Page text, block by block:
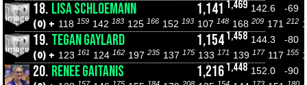
18. LISA SCHLOEMANN 1,141 1,469 142.6 -69
(0) + 118 159 142 183 125 166 152 193 107 148 168 209 171 212
19. TEGAN GAYLARD 1,1541,458 144.3 -80
(0) + 123 161 124 162 197 235 137 175 133 171 139 177 117 155
20. RENEE GAITANIS 1,2161,448 152.0 -90